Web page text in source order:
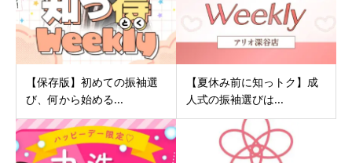
【保存版】初めての振袖選
び、何から始める...
【夏休み前に知っトク】成
人式の振袖選びは...